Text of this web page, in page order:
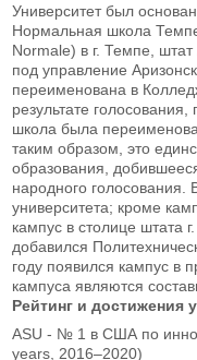
Университет был
Нормальная школа
Normale) в г. Темпе,
под управление
переименована в
результате
школа была
таким образом, это
образования,
народного
университета; кроме
кампус в столице штата
добавился
году появился кампус в
кампуса являются
Рейтинг и достижения
ASU - № 1 в США по
years, 2016–2020)